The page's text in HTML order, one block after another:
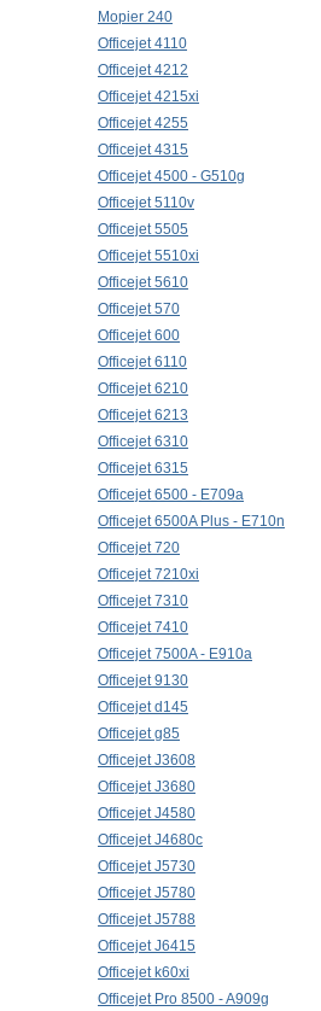
Mopier 240
Officejet 4110
Officejet 4212
Officejet 4215xi
Officejet 4255
Officejet 4315
Officejet 4500 - G510g
Officejet 5110v
Officejet 5505
Officejet 5510xi
Officejet 5610
Officejet 570
Officejet 600
Officejet 6110
Officejet 6210
Officejet 6213
Officejet 6310
Officejet 6315
Officejet 6500 - E709a
Officejet 6500A Plus - E710n
Officejet 720
Officejet 7210xi
Officejet 7310
Officejet 7410
Officejet 7500A - E910a
Officejet 9130
Officejet d145
Officejet g85
Officejet J3608
Officejet J3680
Officejet J4580
Officejet J4680c
Officejet J5730
Officejet J5780
Officejet J5788
Officejet J6415
Officejet k60xi
Officejet Pro 8500 - A909g